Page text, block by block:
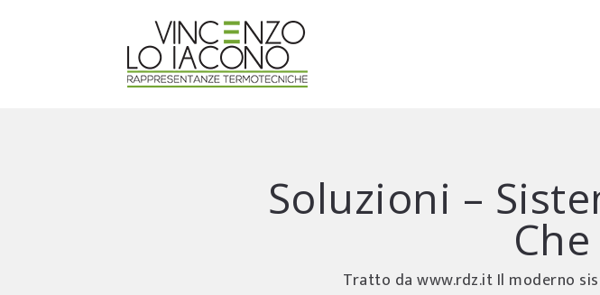
Soluzioni –
Che
Tratto da www.rdz.it Il moderno